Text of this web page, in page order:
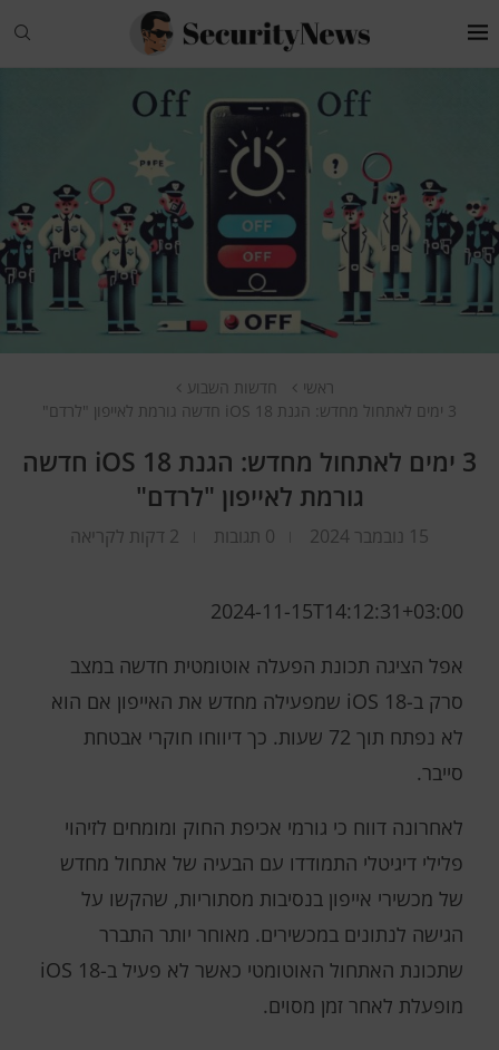
ראשי
חדשות השבוע
3 ימים לאתחול מחדש: הגנת iOS 18 חדשה גורמת לאייפון "לרדם"
3 ימים לאתחול מחדש: הגנת iOS 18 חדשה
גורמת לאייפון "לרדם"
15 נובמבר 2024 0 תגובות 2 דקות לקריאה
2024-11-15T14:12:31+03:00
אפל הציגה תכונת הפעלה אוטומטית חדשה במצב
סרק ב-iOS 18 שמפעילה מחדש את האייפון אם הוא
לא נפתח תוך 72 שעות. כך דיווחו חוקרי אבטחת
סייבר.
לאחרונה דווח כי גורמי אכיפת החוק ומומחים לזיהוי
פלילי דיגיטלי התמודדו עם הבעיה של אתחול מחדש
של מכשירי אייפון בנסיבות מסתוריות, שהקשו על
הגישה לנתונים במכשירים. מאוחר יותר התברר
שתכונת האתחול האוטומטי כאשר לא פעיל ב-iOS 18
מופעלת לאחר זמן מסוים.